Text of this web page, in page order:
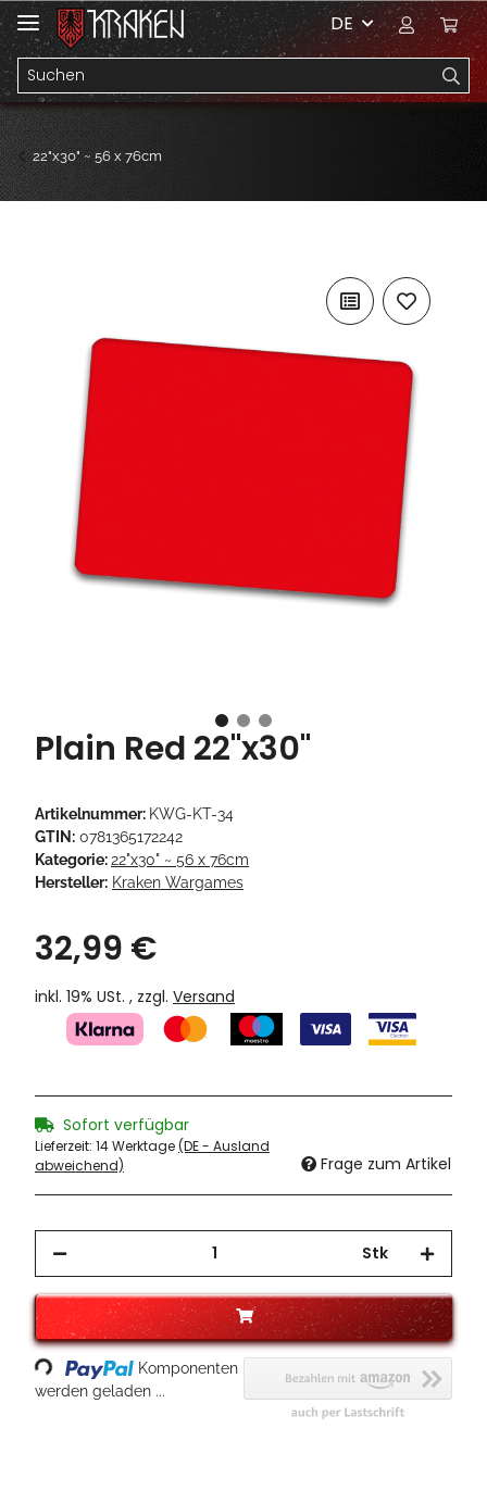
DE
22"x30" ~ 56 x 76cm
Plain Red 22"x30"
Artikelnummer: KWG-KT-34
GTIN: 0781365172242
Kategorie:22"x30" ~ 56 x 76cm
Hersteller: Kraken Wargames
32,99 €
inkl. 19% USt. , zzgl. Versand
Sofort verfügbar
Lieferzeit: 14 Werktage(DE - Ausland
abweichend)
Frage zum Artikel
Stk
Loading...
Komponenten
werden geladen ...